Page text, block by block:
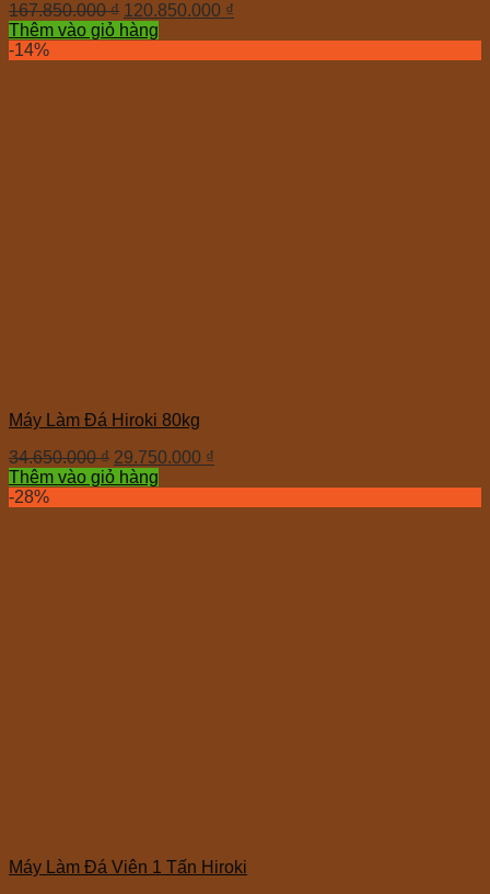
167.850.000₫ 120.850.000 ₫
Thêm vào giỏ hàng
-14%
Máy Làm Đá Hiroki 80kg
34.650.000₫ 29.750.000 ₫
Thêm vào giỏ hàng
-28%
Máy Làm Đá Viên 1 Tấn Hiroki